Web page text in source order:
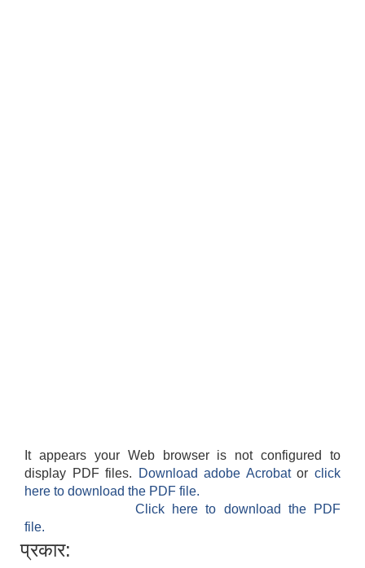
It appears your Web browser is not configured to
display PDF files.
Download adobe Acrobatorclick
here to download the PDF file.
Click here to download the PDF
file.
प्रकार: